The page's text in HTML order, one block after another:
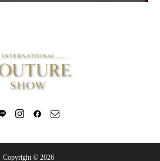
Copyright © 2026